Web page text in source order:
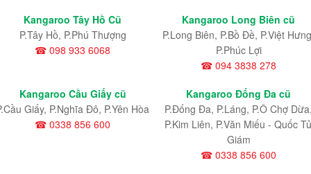
Kangaroo Tây Hồ Cũ
P.Tây Hồ, P.Phú Thượng
☎ 098 933 6068
Kangaroo Long Biên cũ
P.Long Biên, P.Bồ Đề, P.Việt
P.Phúc Lợi
☎ 094 3838 278
Kangaroo Cầu Giấy cũ
Giấy, P.Nghĩa Đô, P.Yên Hòa
☎ 0338 856 600
Kangaroo Đống Đa cũ
P.Đống Đa, P.Láng, P.Ô Chợ
P.Kim Liên, P.Văn Miếu - Quốc
Giám
☎ 0338 856 600